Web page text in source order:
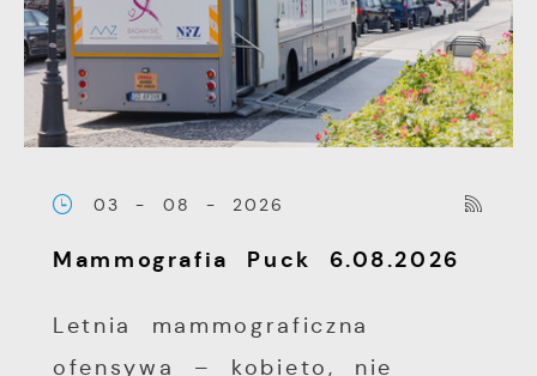
03 - 08 - 2026
Mammografia Puck 6.08.2026
Letnia mammograficzna
ofensywa – kobieto, nie
witryny internetowej. Treści promocyjne
mogą pojawić się na stronach podmiotów
trzecich lub firm będących naszymi
partnerami oraz innych dostawców usług.
pośredników prezentujących nasze treści w
mediów społecznościowych.